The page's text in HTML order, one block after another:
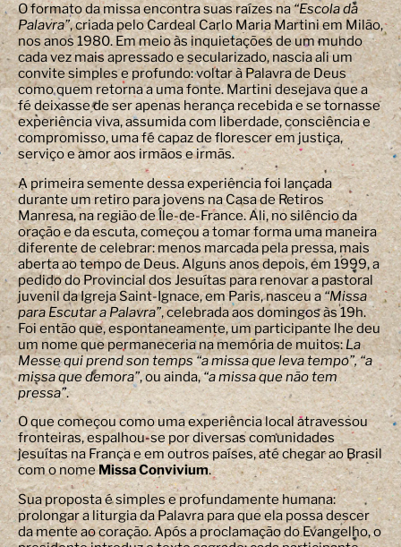
O formato da missa encontra suas raízes na“Escola da
Palavra”, criada pelo Cardeal Carlo Maria Martini em Milão,
nos anos 1980. Em meio às inquietações de um mundo
cada vez mais apressado e secularizado, nascia ali um
convite simples e profundo: voltar à Palavra de Deus
como quem retorna a uma fonte. Martini desejava que a
fé deixasse de ser apenas herança recebida e se tornasse
experiência viva, assumida com liberdade, consciência e
compromisso, uma fé capaz de florescer em justiça,
serviço e amor aos irmãos e irmãs.
A primeira semente dessa experiência foi lançada
durante um retiro para jovens na Casa de Retiros
Manresa, na região de Île-de-France. Ali, no silêncio da
oração e da escuta, começou a tomar forma uma maneira
diferente de celebrar: menos marcada pela pressa, mais
aberta ao tempo de Deus. Alguns anos depois, em 1999, a
pedido do Provincial dos Jesuítas para renovar a pastoral
juvenil da Igreja Saint-Ignace, em Paris, nasceu a“Missa
para Escutar a Palavra”, celebrada aos domingos às 19h.
Foi então que, espontaneamente, um participante lhe deu
um nome que permaneceria na memória de muitos:La
Messe qui prend son temps“a missa que leva tempo”, “a
missa que demora”, ou ainda,“a missa que não tem
pressa”.
O que começou como uma experiência local atravessou
fronteiras, espalhou-se por diversas comunidades
jesuítas na França e em outros países, até chegar ao Brasil
com o nomeMissa Convivium.
Sua proposta é simples e profundamente humana:
prolongar a liturgia da Palavra para que ela possa descer
da mente ao coração. Após a proclamação do Evangelho, o